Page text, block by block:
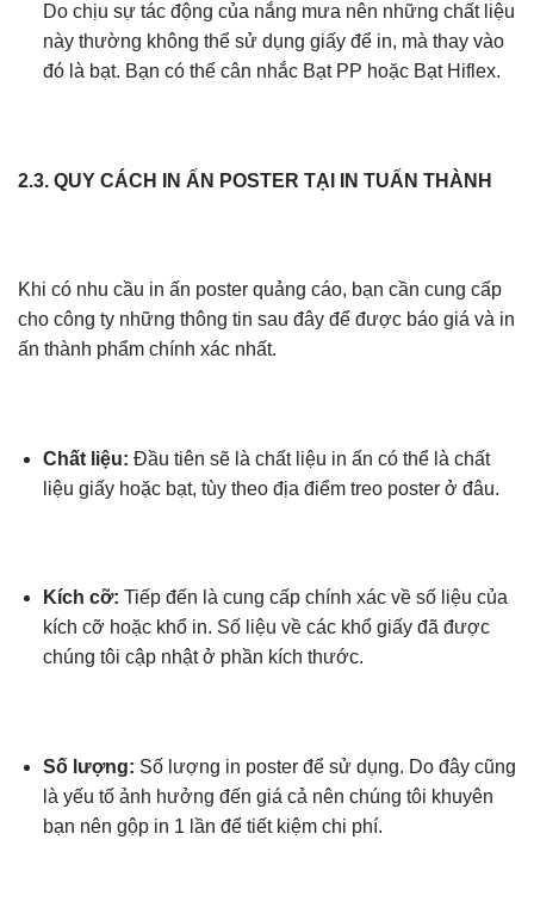
Do chịu sự tác động của nắng mưa nên những chất liệu
này thường không thể sử dụng giấy để in, mà thay vào
đó là bạt. Bạn có thể cân nhắc Bạt PP hoặc Bạt Hiflex.
2.3. QUY CÁCH IN ẤN POSTER TẠI IN TUẤN THÀNH
Khi có nhu cầu in ấn poster quảng cáo, bạn cần cung cấp
cho công ty những thông tin sau đây để được báo giá và in
ấn thành phẩm chính xác nhất.
Chất liệu: Đầu tiên sẽ là chất liệu in ấn có thể là chất
liệu giấy hoặc bạt, tùy theo địa điểm treo poster ở đâu.
Kích cỡ: Tiếp đến là cung cấp chính xác về số liệu của
kích cỡ hoặc khổ in. Số liệu về các khổ giấy đã được
chúng tôi cập nhật ở phần kích thước.
Số lượng: Số lượng in poster để sử dụng. Do đây cũng
là yếu tố ảnh hưởng đến giá cả nên chúng tôi khuyên
bạn nên gộp in 1 lần để tiết kiệm chi phí.